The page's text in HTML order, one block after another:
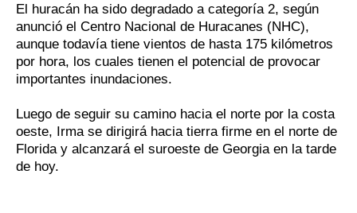
El huracán ha sido degradado a categoría 2, según
anunció el Centro Nacional de Huracanes (NHC),
aunque todavía tiene vientos de hasta 175 kilómetros
por hora, los cuales tienen el potencial de provocar
importantes inundaciones.
Luego de seguir su camino hacia el norte por la costa
oeste, Irma se dirigirá hacia tierra firme en el norte de
Florida y alcanzará el suroeste de Georgia en la tarde
de hoy.